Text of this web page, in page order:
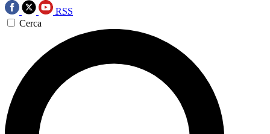
RSS
Cerca